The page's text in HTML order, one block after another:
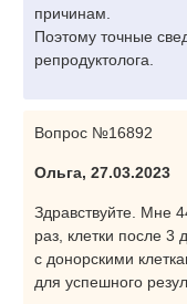
причинам.
Поэтому точные
репродуктолога.
Вопрос №16892
Ольга, 27.03.2023
Здравствуйте. Мне
раз, клетки после 3
с донорскими
для успешного